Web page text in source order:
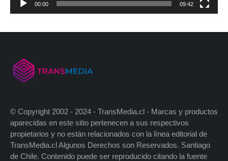
00:00 09:42
© Copyright 2002 - 2024 - TransMedia.cl - Marcas y productos
aparecidas en este sitio pertenecen a sus respectivos
propietarios y no están relacionados con la línea editorial de
TransMedia.cl Algunos Derechos son Reservados. Santiago
de Chile. Contenido puede ser reproducido citando la fuente